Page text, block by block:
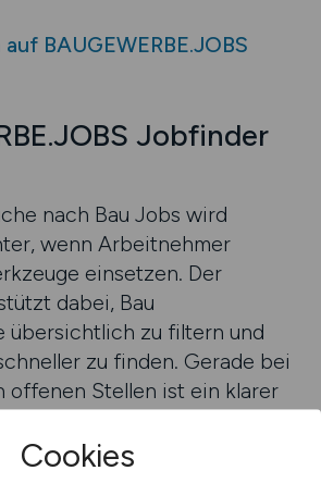
BAUGEWERBE.JOBS
Jobfinder
nach Bau Jobs wird
wenn Arbeitnehmer
einsetzen. Der
dabei, Bau
übersichtlich zu filtern und
zu finden. Gerade bei
offenen Stellen ist ein klarer
und gezielt vorzugehen.
Cookies